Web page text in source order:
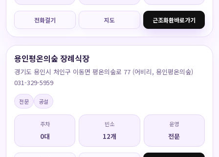
전화걸기 지도 근조화환바로가기
용인평온의숲 장례식장
경기도 용인시 처인구 이동면 평온의숲로 77 (어비리, 용인평온의숲)
031-329-5959
전문 공설
주차
0대
빈소
12개
운영
전문